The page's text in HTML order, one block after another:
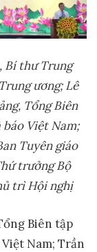
Bí thư Trung
ương; Lê
Tổng Biên
Việt Nam;
Tuyên giáo
trưởng Bộ
trì Hội nghị
Biên tập
Nam; Trần